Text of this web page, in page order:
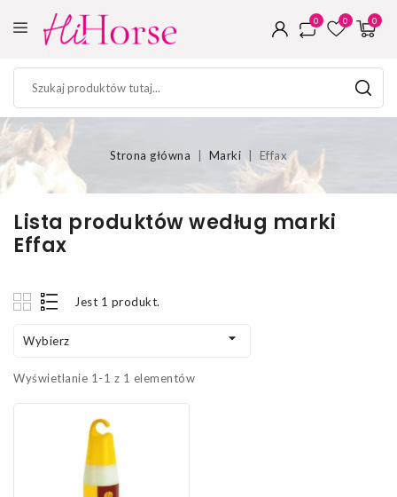
0
0
0
Strona główna Marki Effax
Lista produktów według marki
Effax
Jest 1 produkt.
Wybierz 
Wyświetlanie 1-1 z 1 elementów